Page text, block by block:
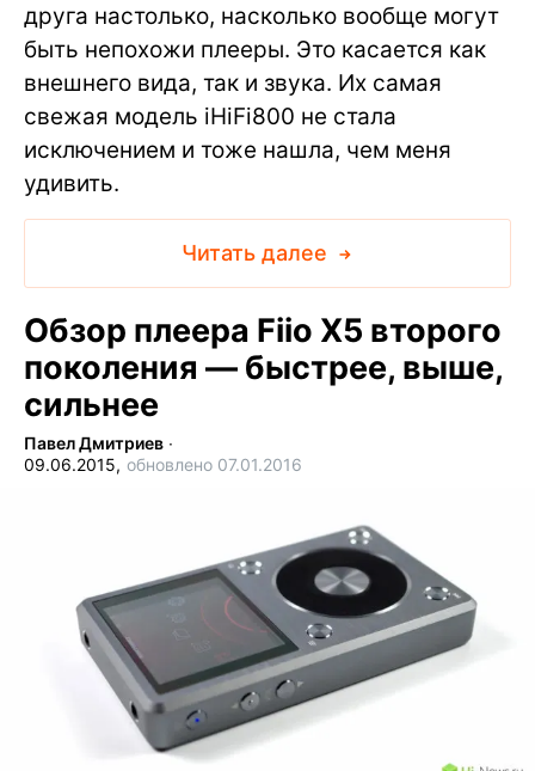
друга настолько, насколько вообще могут
быть непохожи плееры. Это касается как
внешнего вида, так и звука. Их самая
свежая модель iHiFi800 не стала
исключением и тоже нашла, чем меня
удивить.
Читать далее
Обзор плеера Fiio X5 второго
поколения — быстрее, выше,
сильнее
Павел Дмитриев ∙
09.06.2015, обновлено 07.01.2016